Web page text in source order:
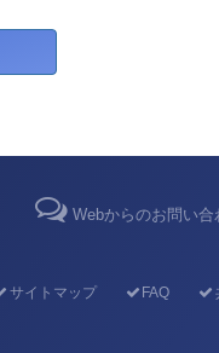
Webからのお問い合
サイトマップ FAQ